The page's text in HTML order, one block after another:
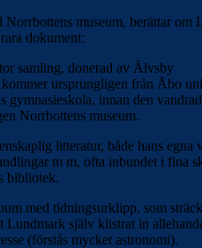
Norrbottens museum, berättar om
dokument:
samling, donerad av Älvsby
ursprungligen från Åbo
gymnasieskola, innan den
Norrbottens museum.
litteratur, både hans egna
m m, ofta inbundet i fina
bibliotek.
med tidningsurklipp, som
Lundmark själv klistrat in
(förstås mycket astronomi).